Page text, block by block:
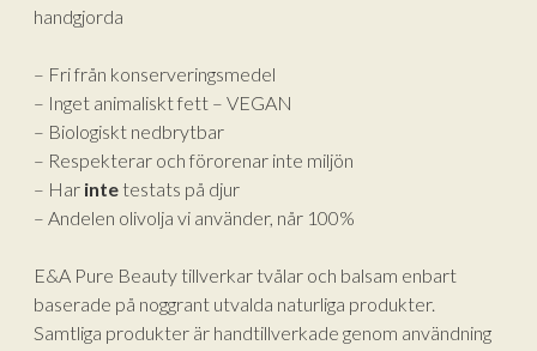
handgjorda
– Fri från konserveringsmedel
– Inget animaliskt fett – VEGAN
– Biologiskt nedbrytbar
– Respekterar och förorenar inte miljön
– Har inte testats på djur
– Andelen olivolja vi använder, når 100%
E&A Pure Beauty tillverkar tvålar och balsam enbart
baserade på noggrant utvalda naturliga produkter.
Samtliga produkter är handtillverkade genom användning